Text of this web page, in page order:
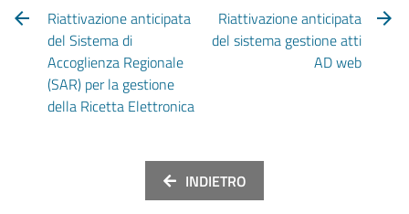
Riattivazione anticipata
del Sistema di
Accoglienza Regionale
(SAR) per la gestione
della Ricetta Elettronica
Riattivazione anticipata
del sistema gestione atti
AD web
INDIETRO